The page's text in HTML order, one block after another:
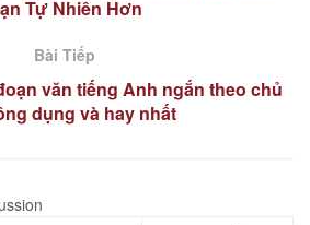
Tự Nhiên Hơn
Bài Tiếp
văn tiếng Anh ngắn theo chủ
dụng và hay nhất